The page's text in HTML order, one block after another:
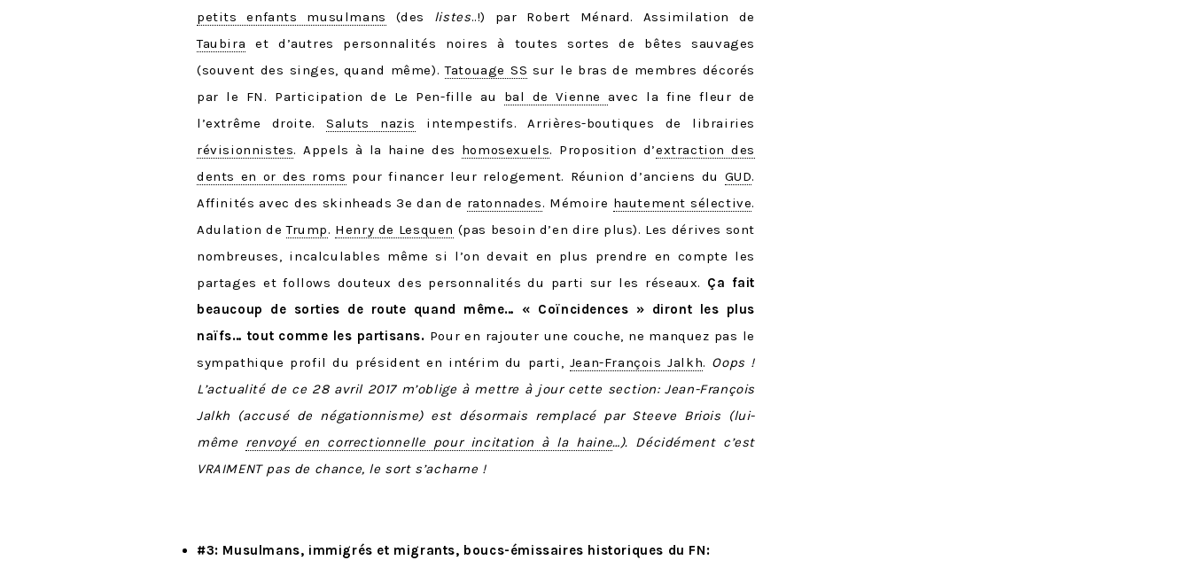
petits enfants musulmans
(des listes..!) par Robert Ménard. Assimilation de
Taubira et d’autres personnalités noires à toutes sortes de bêtes sauvages
(souvent des singes, quand même).Tatouage SS sur le bras de membres décorés
par le FN. Participation de Le Pen-fille au bal de Vienneavec la fine fleur de
l’extrême droite.Saluts nazis
intempestifs. Arrières-boutiques de librairies
révisionnistes. Appels à la haine des homosexuels. Proposition d’extraction des
dents en or des roms pour financer leur relogement. Réunion d’anciens du GUD.
Affinités avec des skinheads 3e dan de ratonnades. Mémoire hautement sélective.
Adulation deTrump. Henry de Lesquen (pas besoin d’en dire plus). Les dérives sont
nombreuses, incalculables même si l’on devait en plus prendre en compte les
partages et follows douteux des personnalités du parti sur les réseaux. Ça fait
beaucoup de sorties de route quand même… « Coïncidences » diront les plus
naïfs… tout comme les partisans. Pour en rajouter une couche, ne manquez pas le
sympathique profil du président en intérim du parti, Jean-François Jalkh. Oops !
L’actualité de ce 28 avril 2017 m’oblige à mettre à jour cette section: Jean-François
Jalkh (accusé de négationnisme) est désormais remplacé par Steeve Briois (lui-
même renvoyé en correctionnelle pour incitation à la haine…). Décidément c’est
VRAIMENT pas de chance, le sort s’acharne !
#3: Musulmans, immigrés et migrants, boucs-émissaires historiques du FN: